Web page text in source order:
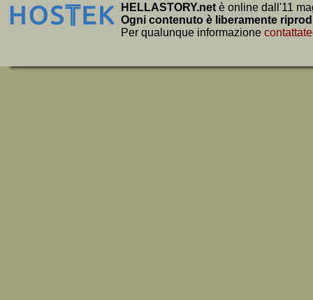
HELLASTORY.net è online dall'11
Ogni contenuto è liberamente
Per qualunque informazione